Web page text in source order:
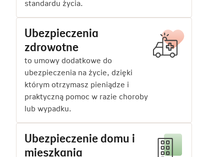
standardu życia.
Ubezpieczenia
zdrowotne
to umowy dodatkowe do
ubezpieczenia na życie, dzięki
którym otrzymasz pieniądze i
praktyczną pomoc w razie choroby
lub wypadku.
Ubezpieczenie domu i
mieszkania